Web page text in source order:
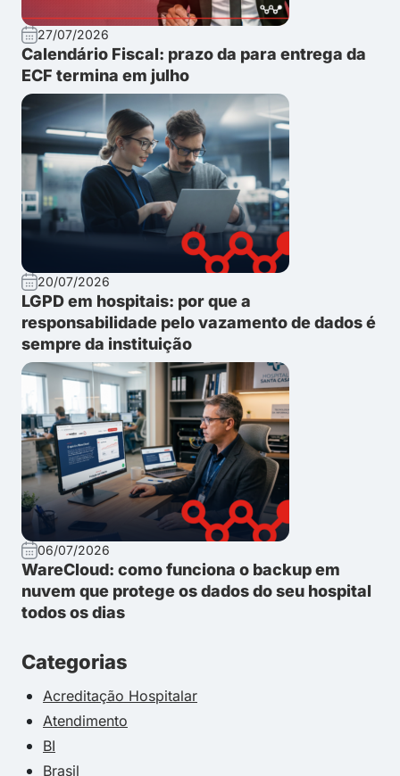
27/07/2026
Calendário Fiscal: prazo da para entrega da
ECF termina em julho
20/07/2026
LGPD em hospitais: por que a
responsabilidade pelo vazamento de dados é
sempre da instituição
06/07/2026
WareCloud: como funciona o backup em
nuvem que protege os dados do seu hospital
todos os dias
Categorias
Acreditação Hospitalar
Atendimento
BI
Brasil